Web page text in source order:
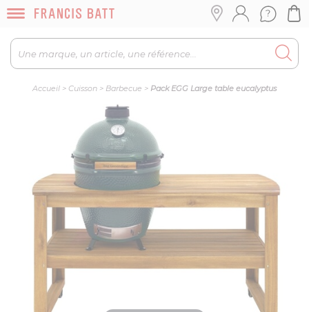
Accueil > Cuisson > Barbecue > Pack EGG Large table eucalyptus